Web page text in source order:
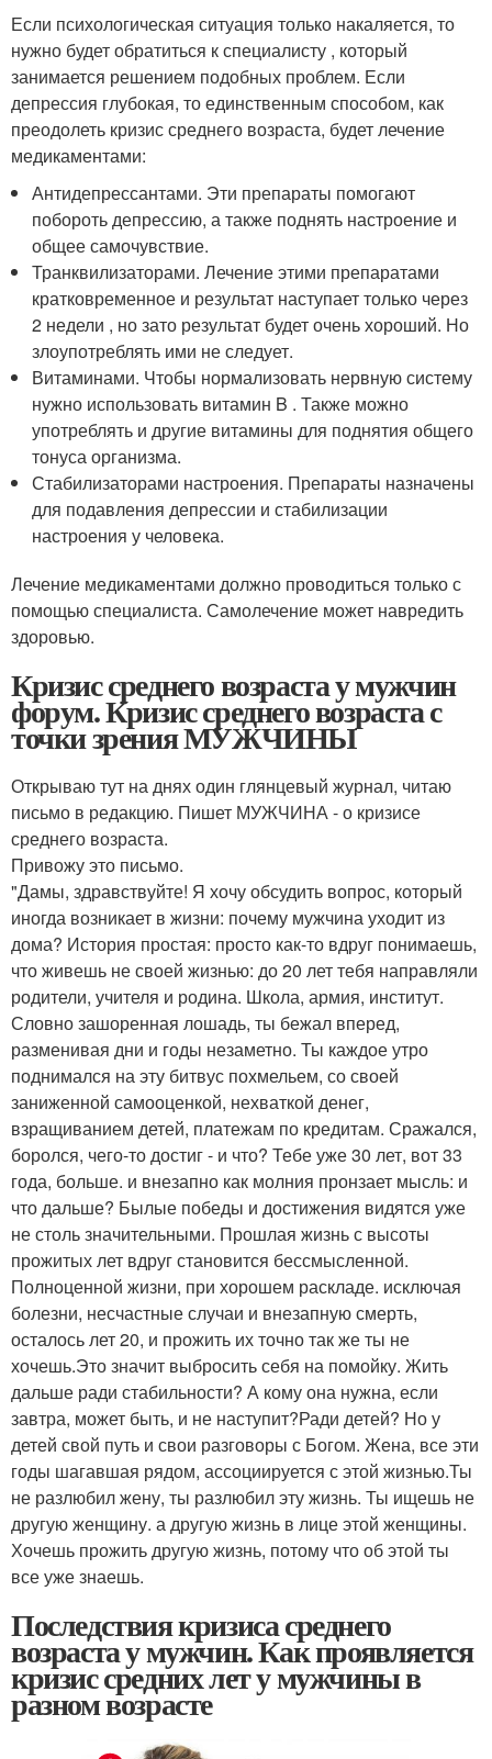
Если психологическая ситуация только накаляется, то
нужно будет обратиться к специалисту , который
занимается решением подобных проблем. Если
депрессия глубокая, то единственным способом, как
преодолеть кризис среднего возраста, будет лечение
медикаментами:
Антидепрессантами. Эти препараты помогают
побороть депрессию, а также поднять настроение и
общее самочувствие.
Транквилизаторами. Лечение этими препаратами
кратковременное и результат наступает только через
2 недели , но зато результат будет очень хороший. Но
злоупотреблять ими не следует.
Витаминами. Чтобы нормализовать нервную систему
нужно использовать витамин B . Также можно
употреблять и другие витамины для поднятия общего
тонуса организма.
Стабилизаторами настроения. Препараты назначены
для подавления депрессии и стабилизации
настроения у человека.
Лечение медикаментами должно проводиться только с
помощью специалиста. Самолечение может навредить
здоровью.
Кризис среднего возраста у мужчин
форум. Кризис среднего возраста с
точки зрения МУЖЧИНЫ
Открываю тут на днях один глянцевый журнал, читаю
письмо в редакцию. Пишет МУЖЧИНА - о кризисе
среднего возраста.
Привожу это письмо.
"Дамы, здравствуйте! Я хочу обсудить вопрос, который
иногда возникает в жизни: почему мужчина уходит из
дома? История простая: просто как-то вдруг понимаешь,
что живешь не своей жизнью: до 20 лет тебя направляли
родители, учителя и родина. Школа, армия, институт.
Словно зашоренная лошадь, ты бежал вперед,
разменивая дни и годы незаметно. Ты каждое утро
поднимался на эту битвус похмельем, со своей
заниженной самооценкой, нехваткой денег,
взращиванием детей, платежам по кредитам. Сражался,
боролся, чего-то достиг - и что? Тебе уже 30 лет, вот 33
года, больше. и внезапно как молния пронзает мысль: и
что дальше? Былые победы и достижения видятся уже
не столь значительными. Прошлая жизнь с высоты
прожитых лет вдруг становится бессмысленной.
Полноценной жизни, при хорошем раскладе. исключая
болезни, несчастные случаи и внезапную смерть,
осталось лет 20, и прожить их точно так же ты не
хочешь.Это значит выбросить себя на помойку. Жить
дальше ради стабильности? А кому она нужна, если
завтра, может быть, и не наступит?Ради детей? Но у
детей свой путь и свои разговоры с Богом. Жена, все эти
годы шагавшая рядом, ассоциируется с этой жизнью.Ты
не разлюбил жену, ты разлюбил эту жизнь. Ты ищешь не
другую женщину. а другую жизнь в лице этой женщины.
Хочешь прожить другую жизнь, потому что об этой ты
все уже знаешь.
Последствия кризиса среднего
возраста у мужчин. Как проявляется
кризис средних лет у мужчины в
разном возрасте